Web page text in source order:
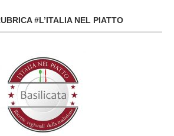
#L’ITALIA NEL PIATTO